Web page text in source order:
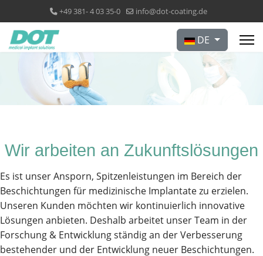
+49 381- 4 03 35-0 info@dot-coating.de
Sprache auswählen
DE
Wir arbeiten an Zukunftslösungen
Es ist unser Ansporn, Spitzenleistungen im Bereich der
Beschichtungen für medizinische Implantate zu erzielen.
Unseren Kunden möchten wir kontinuierlich innovative
Lösungen anbieten. Deshalb arbeitet unser Team in der
Forschung & Entwicklung ständig an der Verbesserung
bestehender und der Entwicklung neuer Beschichtungen.